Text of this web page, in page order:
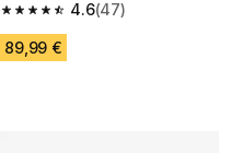
4.6
4.6 od 5 zvezdic from 47 ocene
(47)
89,99 €